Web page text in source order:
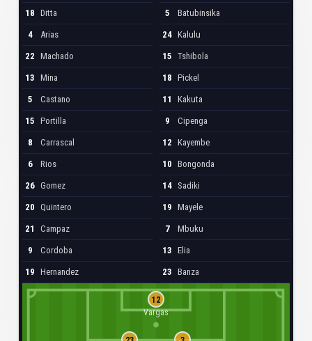
18 Ditta
4 Arias
22 Machado
13 Mina
5 Castano
15 Portilla
8 Carrascal
6 Rios
26 Gomez
20 Quintero
21 Campaz
9 Cordoba
19 Hernandez
5 Batubinsika
24 Kalulu
15 Tshibola
18 Pickel
11 Kakuta
9 Cipenga
12 Kayembe
10 Bongonda
14 Sadiki
19 Mayele
7 Mbuku
13 Elia
23 Banza
12
Vargas